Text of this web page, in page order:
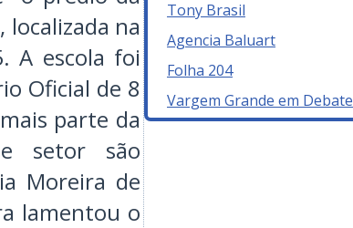
localizada na
A escola foi
Oficial de 8
parte da
setor são
Moreira de
lamentou o
Tony Brasil
Agencia Baluart
Folha 204
Vargem Grande em Debate